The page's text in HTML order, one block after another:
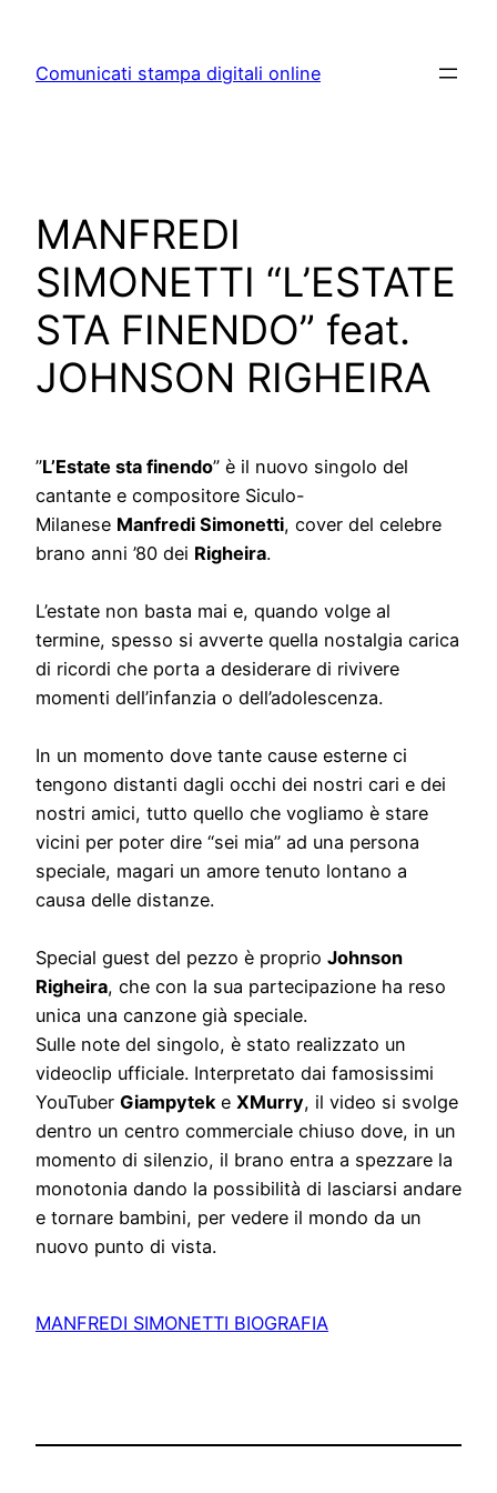
content
Comunicati stampa digitali online
MANFREDI
SIMONETTI “L’ESTATE
STA FINENDO” feat.
JOHNSON RIGHEIRA
”L’Estate sta finendo” è il nuovo singolo del
cantante e compositore Siculo-
Milanese Manfredi Simonetti, cover del celebre
brano anni ’80 dei Righeira.
L’estate non basta mai e, quando volge al
termine, spesso si avverte quella nostalgia carica
di ricordi che porta a desiderare di rivivere
momenti dell’infanzia o dell’adolescenza.
In un momento dove tante cause esterne ci
tengono distanti dagli occhi dei nostri cari e dei
nostri amici, tutto quello che vogliamo è stare
vicini per poter dire “sei mia” ad una persona
speciale, magari un amore tenuto lontano a
causa delle distanze.
Special guest del pezzo è proprio Johnson
Righeira, che con la sua partecipazione ha reso
unica una canzone già speciale.
Sulle note del singolo, è stato realizzato un
videoclip ufficiale. Interpretato dai famosissimi
YouTuber Giampyteke XMurry, il video si svolge
dentro un centro commerciale chiuso dove, in un
momento di silenzio, il brano entra a spezzare la
monotonia dando la possibilità di lasciarsi andare
e tornare bambini, per vedere il mondo da un
nuovo punto di vista.
MANFREDI SIMONETTI BIOGRAFIA